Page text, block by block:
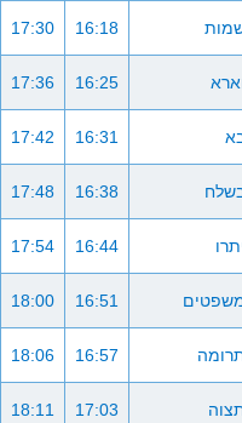
16:18
17:30
16:25
17:36
16:31
17:42
16:38
17:48
16:44
17:54
16:51
18:00
16:57
18:06
17:03
18:11